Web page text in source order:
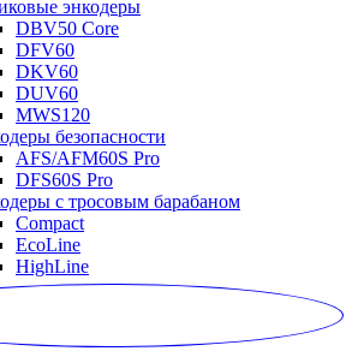
энкодеры
DBV50 Core
DFV60
DKV60
DUV60
MWS120
безопасности
AFS/AFM60S Pro
DFS60S Pro
с тросовым барабаном
Compact
EcoLine
HighLine